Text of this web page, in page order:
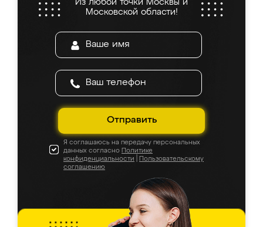
Из любой точки Москвы и
Московской области!
Отправить
Я соглашаюсь на передачу персональных
данных согласно Политике
конфиденциальности
Пользовательскому
соглашению